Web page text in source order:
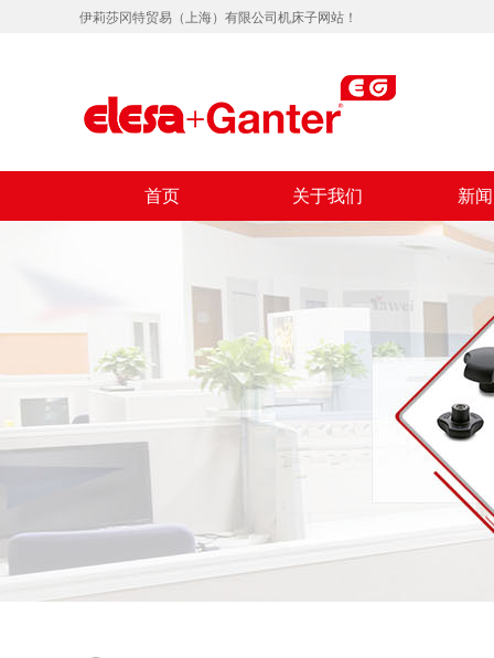
伊莉莎冈特贸易（上海）有限公司机床子网站！
首页 关于我们 新